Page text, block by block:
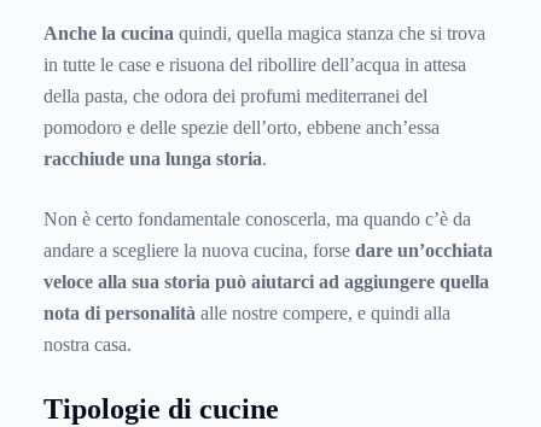
Anche la cucina quindi, quella magica stanza che si trova
in tutte le case e risuona del ribollire dell’acqua in attesa
della pasta, che odora dei profumi mediterranei del
pomodoro e delle spezie dell’orto, ebbene anch’essa
racchiude una lunga storia.
Non è certo fondamentale conoscerla, ma quando c’è da
andare a scegliere la nuova cucina, forse dare un’occhiata
veloce alla sua storia può aiutarci ad aggiungere quella
nota di personalità alle nostre compere, e quindi alla
nostra casa.
Tipologie di cucine